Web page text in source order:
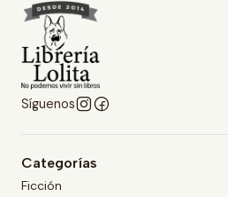
Síguenos
Categorías
Ficción